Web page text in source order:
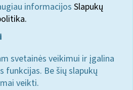
informacijos Slapukų
svetainės veikimui ir įgalina
funkcijas. Be šių slapukų
veikti.